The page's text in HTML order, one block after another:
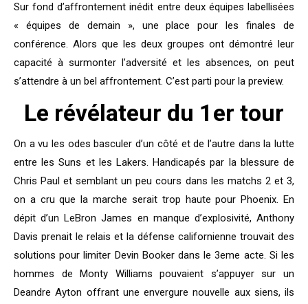
Sur fond d’affrontement inédit entre deux équipes labellisées
« équipes de demain », une place pour les finales de
conférence. Alors que les deux groupes ont démontré leur
capacité à surmonter l’adversité et les absences, on peut
s’attendre à un bel affrontement. C’est parti pour la preview.
Le révélateur du 1er tour
On a vu les odes basculer d’un côté et de l’autre dans la lutte
entre les Suns et les Lakers. Handicapés par la blessure de
Chris Paul et semblant un peu cours dans les matchs 2 et 3,
on a cru que la marche serait trop haute pour Phoenix. En
dépit d’un LeBron James en manque d’explosivité, Anthony
Davis prenait le relais et la défense californienne trouvait des
solutions pour limiter Devin Booker dans le 3eme acte. Si les
hommes de Monty Williams pouvaient s’appuyer sur un
Deandre Ayton offrant une envergure nouvelle aux siens, ils